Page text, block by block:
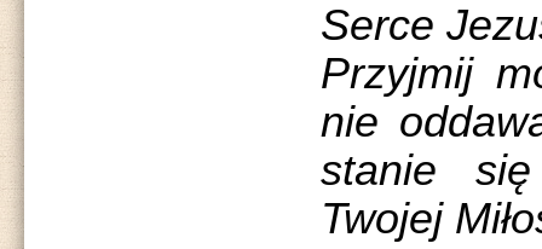
Serce
Przyjmij
nie
stanie się
Twojej